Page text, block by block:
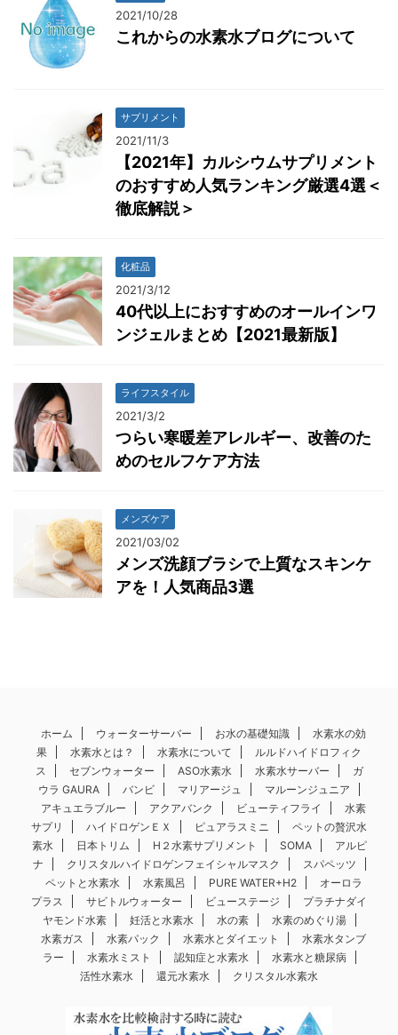
2021/10/28
これからの水素水ブログについて
サプリメント
2021/11/3
【2021年】カルシウムサプリメント
のおすすめ人気ランキング厳選4選＜
徹底解説＞
化粧品
2021/3/12
40代以上におすすめのオールインワ
ンジェルまとめ【2021最新版】
ライフスタイル
2021/3/2
つらい寒暖差アレルギー、改善のた
めのセルフケア方法
メンズケア
2021/03/02
メンズ洗顔ブラシで上質なスキンケ
アを！人気商品3選
ホーム ウォーターサーバー お水の基礎知識
水素水の効
果
水素水とは？ 水素水について
ルルドハイドロフィク
ス
セブンウォーター ASO水素水 水素水サーバー
ガ
ウラ GAURA
バンビ マリアージュ
マルーンジュニア
アキュエラブルー
アクアバンク ビューティフライ
水素
サプリ
ハイドロゲンＥＸ ピュアラスミニ
ペットの贅沢水
素水
日本トリム H２水素サプリメント SOMA
アルピ
ナ
クリスタルハイドロゲンフェイシャルマスク
スパペッツ
ペットと水素水
水素風呂 PURE WATER+H2
オーロラ
プラス
サビトルウォーター ビューステージ
プラチナダイ
ヤモンド水素
妊活と水素水 水の素
水素のめぐり湯
水素ガス
水素パック 水素水とダイエット
水素水タンブ
ラー
水素水ミスト 認知症と水素水
水素水と糖尿病
活性水素水
還元水素水 クリスタル水素水